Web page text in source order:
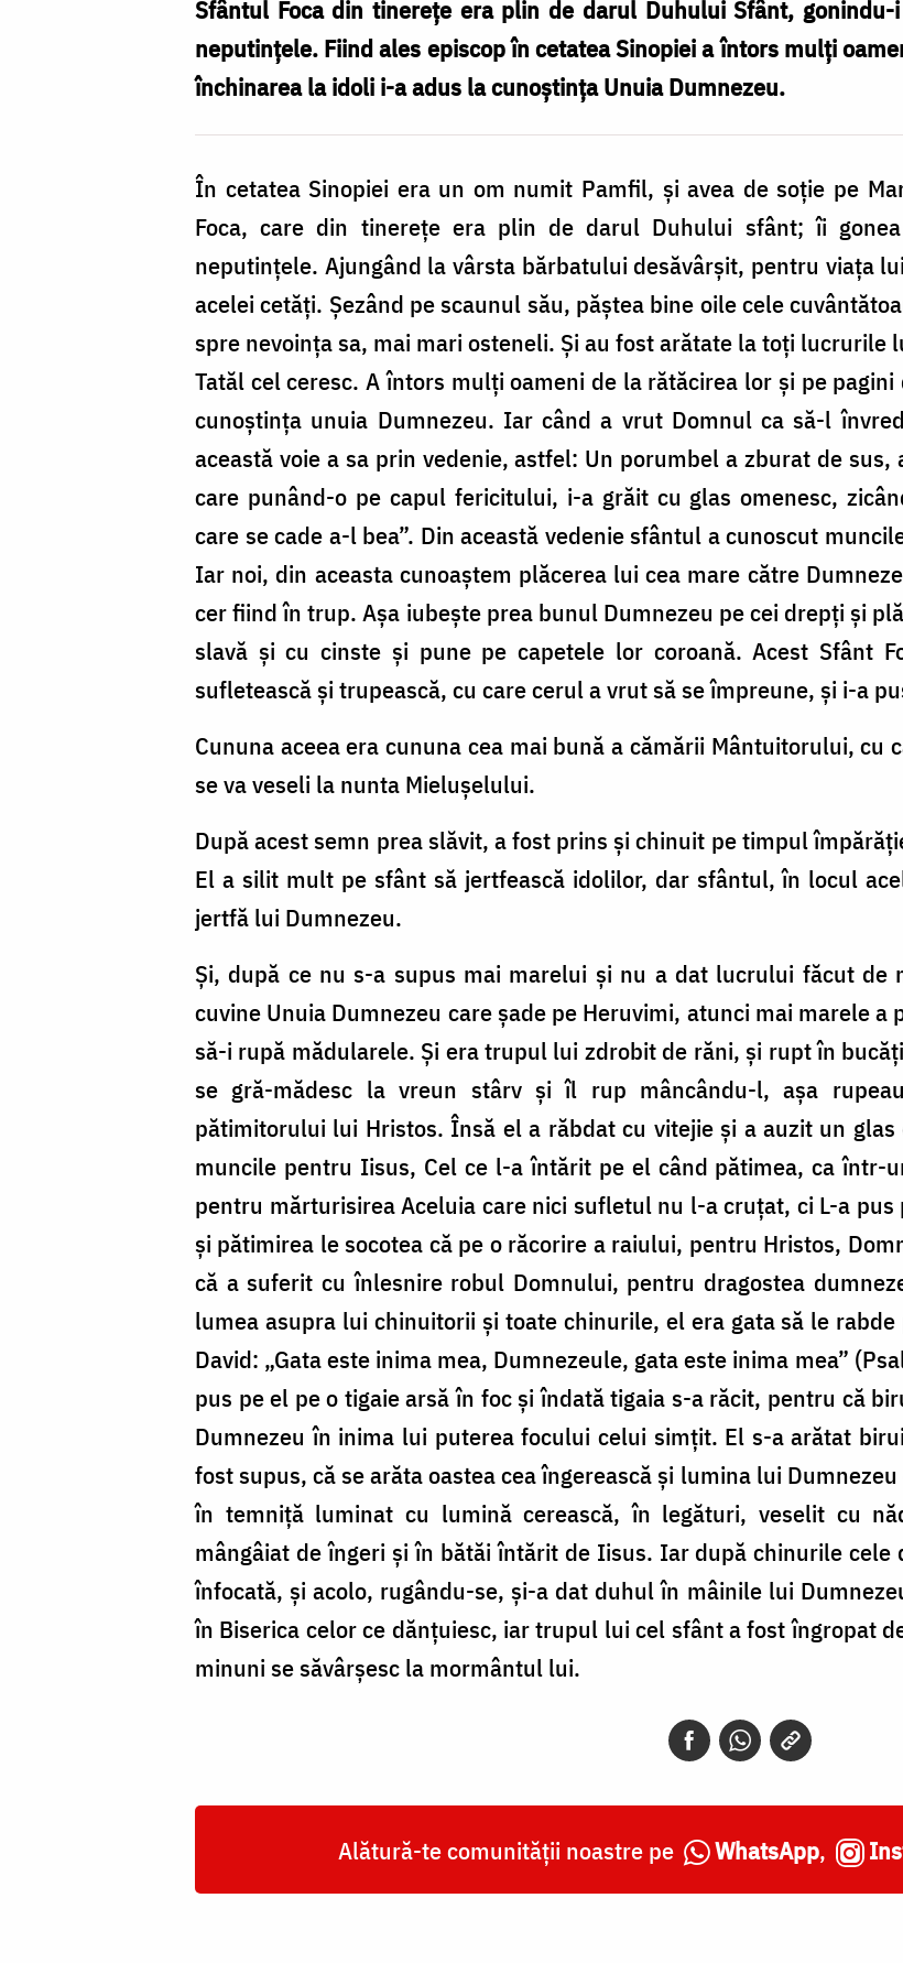
Sfântul Foca din tinerețe era plin de darul Duhului Sfânt,
neputințele. Fiind ales episcop în cetatea Sinopiei a întors mulți
închinarea la idoli i-a adus la cunoștința Unuia Dumnezeu.
În cetatea Sinopiei era un om numit Pamfil, și avea de soție pe
Foca, care din tinerețe era plin de darul Duhului sfânt; îi
neputințele. Ajungând la vârsta bărbatului desăvârșit, pentru viața
acelei cetăți. Șezând pe scaunul său, păștea bine oile cele
spre nevoința sa, mai mari osteneli. Și au fost arătate la toți lucrurile
Tatăl cel ceresc. A întors mulți oameni de la rătăcirea lor și pe
cunoștința unuia Dumnezeu. Iar când a vrut Domnul ca să-l
această voie a sa prin vedenie, astfel: Un porumbel a zburat de
care punând-o pe capul fericitului, i-a grăit cu glas omenesc,
care se cade a-l bea”. Din această vedenie sfântul a cunoscut
Iar noi, din aceasta cunoaștem plăcerea lui cea mare către
cer fiind în trup. Așa iubește prea bunul Dumnezeu pe cei drepți și
slavă și cu cinste și pune pe capetele lor coroană. Acest Sfânt
sufletească și trupească, cu care cerul a vrut să se împreune, și i-a
Cununa aceea era cununa cea mai bună a cămării Mântuitorului, cu
se va veseli la nunta Mielușelului.
După acest semn prea slăvit, a fost prins și chinuit pe timpul
El a silit mult pe sfânt să jertfească idolilor, dar sfântul, în locul
jertfă lui Dumnezeu.
Și, după ce nu s-a supus mai marelui și nu a dat lucrului făcut de
cuvine Unuia Dumnezeu care șade pe Heruvimi, atunci mai marele
să-i rupă mădularele. Și era trupul lui zdrobit de răni, și rupt în
se gră-mădesc la vreun stârv și îl rup mâncându-l, așa
pătimitorului lui Hristos. Însă el a răbdat cu vitejie și a auzit un
muncile pentru Iisus, Cel ce l-a întărit pe el când pătimea, ca
pentru mărturisirea Aceluia care nici sufletul nu l-a cruțat, ci L-a
și pătimirea le socotea că pe o răcorire a raiului, pentru Hristos,
că a suferit cu înlesnire robul Domnului, pentru dragostea
lumea asupra lui chinuitorii și toate chinurile, el era gata să le
David: „Gata este inima mea, Dumnezeule, gata este inima mea”
pus pe el pe o tigaie arsă în foc și îndată tigaia s-a răcit, pentru că
Dumnezeu în inima lui puterea focului celui simțit. El s-a arătat
fost supus, că se arăta oastea cea îngerească și lumina lui
în temniță luminat cu lumină cerească, în legături, veselit cu
mângâiat de îngeri și în bătăi întărit de Iisus. Iar după chinurile
înfocată, și acolo, rugându-se, și-a dat duhul în mâinile lui
în Biserica celor ce dănțuiesc, iar trupul lui cel sfânt a fost îngropat
minuni se săvârșesc la mormântul lui.
Alătură-te comunității noastre pe WhatsApp,